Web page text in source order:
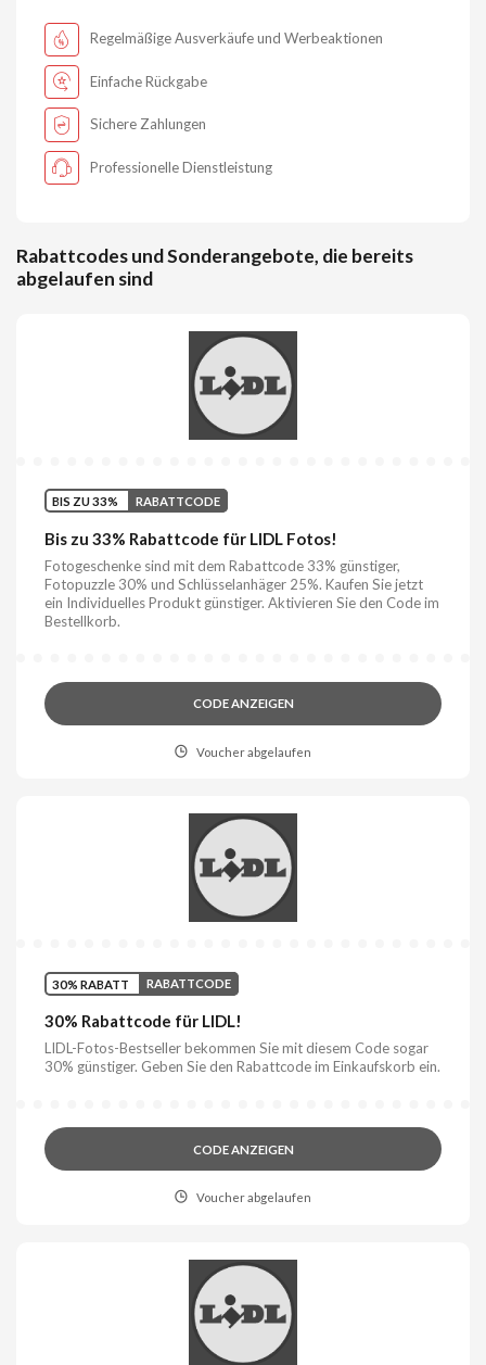
Regelmäßige Ausverkäufe und Werbeaktionen
Einfache Rückgabe
Sichere Zahlungen
Professionelle Dienstleistung
Rabattcodes und Sonderangebote, die bereits
abgelaufen sind
BIS ZU 33% RABATTCODE
Bis zu 33% Rabattcode für LIDL Fotos!
Fotogeschenke sind mit dem Rabattcode 33% günstiger,
Fotopuzzle 30% und Schlüsselanhäger 25%. Kaufen Sie jetzt
ein Individuelles Produkt günstiger. Aktivieren Sie den Code im
Bestellkorb.
CODE ANZEIGEN
Voucher abgelaufen
30% RABATT RABATTCODE
30% Rabattcode für LIDL!
LIDL-Fotos-Bestseller bekommen Sie mit diesem Code sogar
30% günstiger. Geben Sie den Rabattcode im Einkaufskorb ein.
CODE ANZEIGEN
Voucher abgelaufen